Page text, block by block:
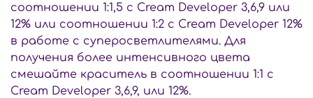
соотношении 1:1,5 с Cream Developer 3,6,9 или
12% или соотношении 1:2 с Cream Developer 12%
в работе с суперосветлителями. Для
получения более интенсивного цвета
смешайте краситель в соотношении 1:1 с
Cream Developer 3,6,9, или 12%.